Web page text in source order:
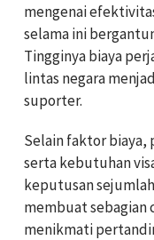
mengenai
selama ini
Tingginya biaya
lintas negara
suporter.
Selain faktor biaya,
serta kebutuhan
keputusan
membuat sebagian
menikmati